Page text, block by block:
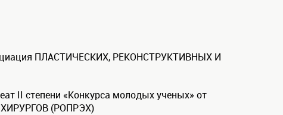
ПЛАСТИЧЕСКИХ, РЕКОНСТРУКТИВНЫХ И
II степени «Конкурса молодых ученых» от
(РОПРЭХ)